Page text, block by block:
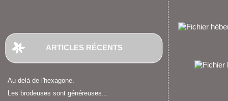
ARTICLES RÉCENTS
Au delà de l'hexagone.
Les brodeuses sont généreuses...